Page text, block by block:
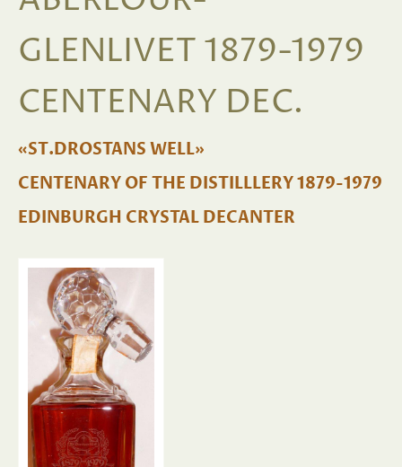
GLENLIVET 1879-1979
CENTENARY DEC.
«ST.DROSTANS WELL»
CENTENARY OF THE DISTILLLERY 1879-1979
EDINBURGH CRYSTAL DECANTER